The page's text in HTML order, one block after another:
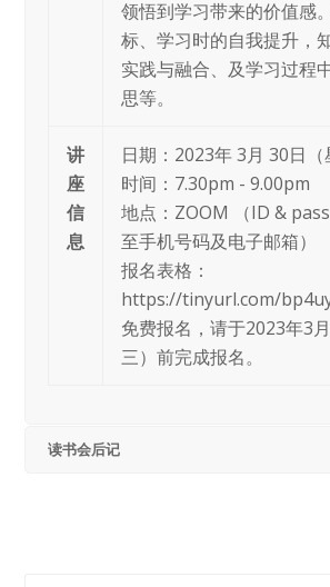
领悟到学习带来的价值感
标、学习时的自我提升，
实践与融合、及学习过程
思等。
讲
座
信
息
日期：2023年 3月 30日（
时间：7.30pm - 9.00pm
地点：ZOOM （ID &
至手机号码及电子邮箱）
报名表格：
https://tinyurl.com/
免费报名，请于2023年3
三）前完成报名。
读书会后记